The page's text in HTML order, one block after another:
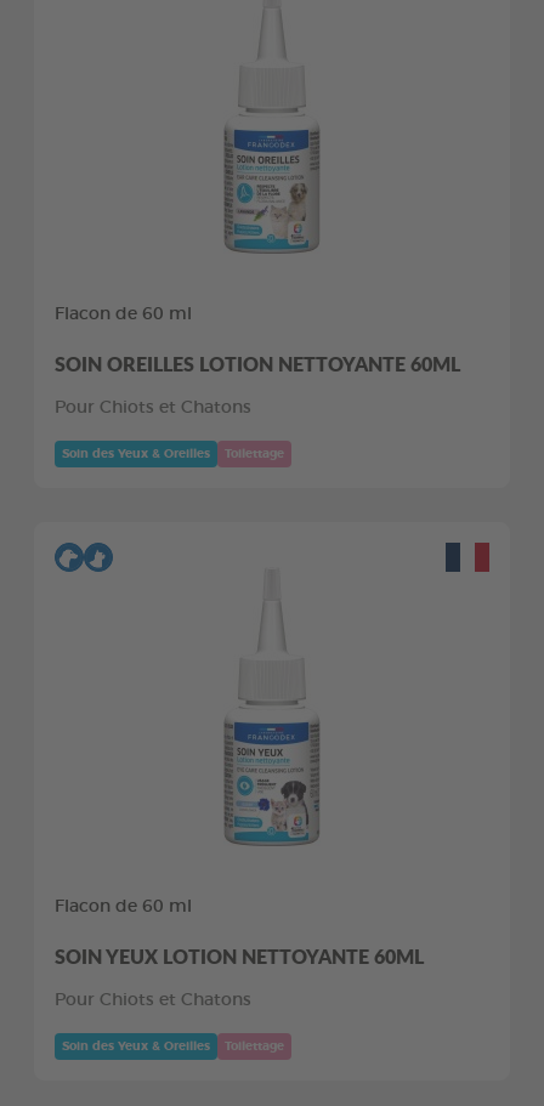
Flacon de 60 ml
SOIN OREILLES LOTION NETTOYANTE 60ML
Pour Chiots et Chatons
Soin des Yeux & Oreilles Toilettage
Flacon de 60 ml
SOIN YEUX LOTION NETTOYANTE 60ML
Pour Chiots et Chatons
Soin des Yeux & Oreilles Toilettage